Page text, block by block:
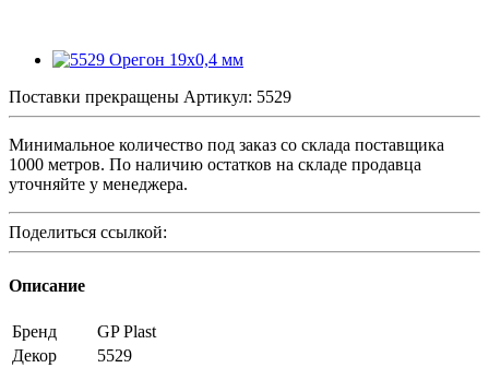
Поставки прекращены Артикул: 5529
Минимальное количество под заказ со склада поставщика
1000 метров. По наличию остатков на складе продавца
уточняйте у менеджера.
Поделиться ссылкой:
Описание
Бренд
GP Plast
Декор
5529